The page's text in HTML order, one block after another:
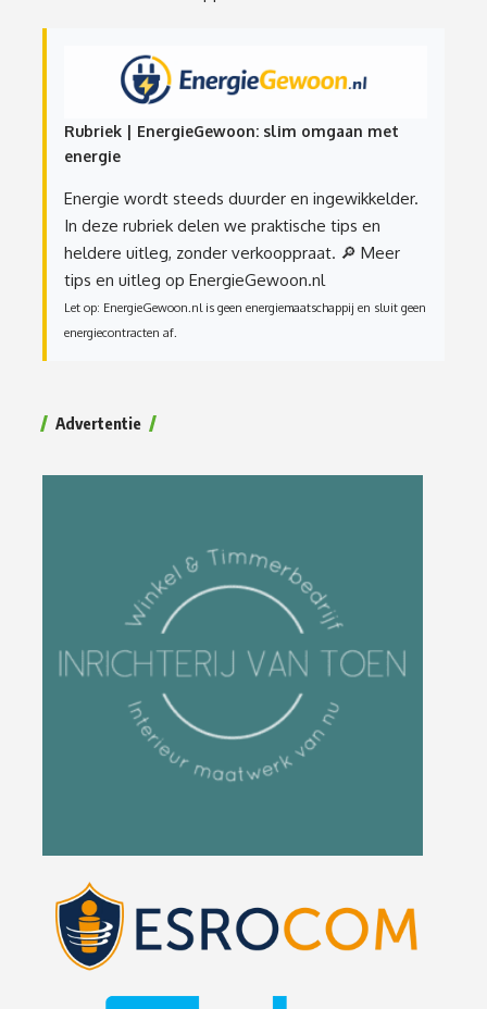
Rubriek | EnergieGewoon: slim omgaan met
energie
Energie wordt steeds duurder en ingewikkelder.
In deze rubriek delen we praktische tips en
heldere uitleg, zonder verkooppraat. 🔎 Meer
tips en uitleg op EnergieGewoon.nl
Let op: EnergieGewoon.nl is geen energiemaatschappij en sluit geen
energiecontracten af.
Advertentie